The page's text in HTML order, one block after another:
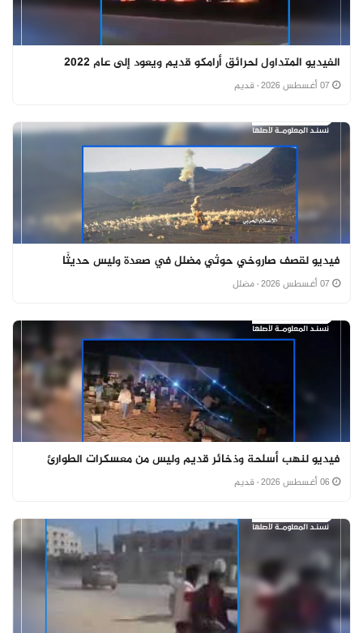
الفيديو المتداول لحرائق أرامكو قديم ويعود إلى عام 2022
· قديم
فيديو لقصف صاروخي حوثي مضلل في صعدة وليس حديثًا
· مضلل
فيديو لنهب أسلحة وذخائر قديم وليس من معسكرات الطوارئ
· قديم